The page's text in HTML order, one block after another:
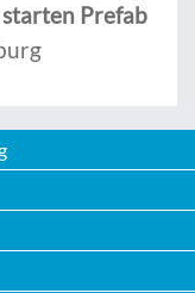
Prefab